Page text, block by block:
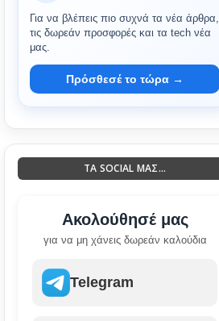
Για να βλέπεις πιο συχνά τα νέα άρθρα,
τις δωρεάν προσφορές και τα tech νέα
μας.
Πρόσθεσέ το τώρα →
ΤΑ SOCIAL ΜΑΣ...
Ακολούθησέ μας
για να μη χάνεις δωρεάν καλούδια
Telegram